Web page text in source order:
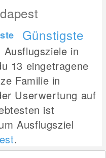
Günstigste
in
13 eingetragene
Familie in
Userwertung auf
ist
Ausflugsziel
.